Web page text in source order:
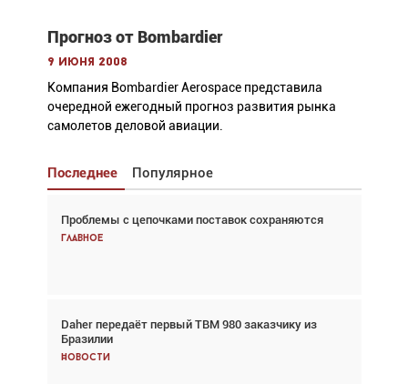
Прогноз от Bombardier
9 июня 2008
Компания Bombardier Aerospace представила
очередной ежегодный прогноз развития рынка
самолетов деловой авиации.
Последнее Популярное
Проблемы с цепочками поставок сохраняются
Главное
Daher передаёт первый TBM 980 заказчику из
Бразилии
Новости
Взгляд с высоты: тандем вертолётов и БПЛА в
спасательных операциях
Авиационный фотограф Дэйв Кох: «Фотография
говорит сама за себя... а ИИ всё портит»
Новости